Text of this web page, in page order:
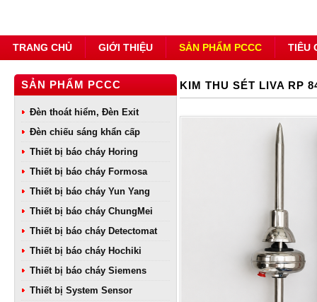
TRANG CHỦ GIỚI THIỆU SẢN PHẨM PCCC TIÊU
SẢN PHẨM PCCC
Đèn thoát hiểm, Đèn Exit
Đèn chiếu sáng khẩn cấp
Thiết bị báo cháy Horing
Thiết bị báo cháy Formosa
Thiết bị báo cháy Yun Yang
Thiết bị báo cháy ChungMei
Thiết bị báo cháy Detectomat
Thiết bị báo cháy Hochiki
Thiết bị báo cháy Siemens
Thiết bị System Sensor
KIM THU SÉT LIVA RP